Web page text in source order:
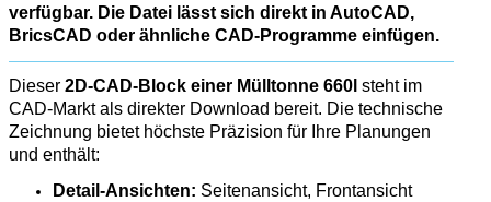
verfügbar. Die Datei lässt sich direkt in AutoCAD,
BricsCAD oder ähnliche CAD-Programme einfügen.
Dieser 2D-CAD-Block einer Mülltonne 660l steht im
CAD-Markt als direkter Download bereit. Die technische
Zeichnung bietet höchste Präzision für Ihre Planungen
und enthält:
Detail-Ansichten: Seitenansicht, Frontansicht